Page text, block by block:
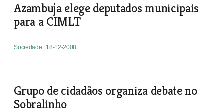
Azambuja elege deputados municipais
para a CIMLT
Sociedade | 18-12-2008
Grupo de cidadãos organiza debate no
Sobralinho